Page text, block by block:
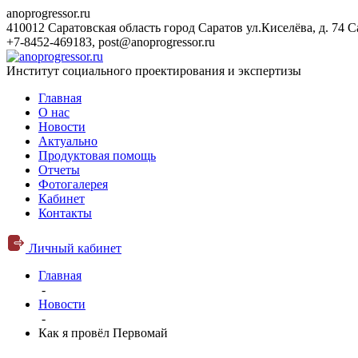
anoprogressor.ru
410012 Саратовская область город Саратов ул.Киселёва, д. 74
+7-8452-469183, post@anoprogressor.ru
Институт социального проектирования и экспертизы
Главная
О нас
Новости
Актуально
Продуктовая помощь
Отчеты
Фотогалерея
Кабинет
Контакты
Личный кабинет
Главная
-
Новости
-
Как я провёл Первомай